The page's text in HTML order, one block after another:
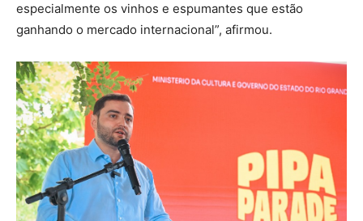
especialmente os vinhos e espumantes que estão
ganhando o mercado internacional”, afirmou.